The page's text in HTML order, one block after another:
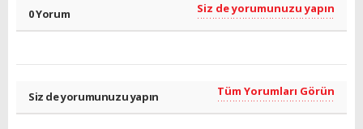
0 Yorum Siz de yorumunuzu yapın
Siz de yorumunuzu yapın Tüm Yorumları Görün